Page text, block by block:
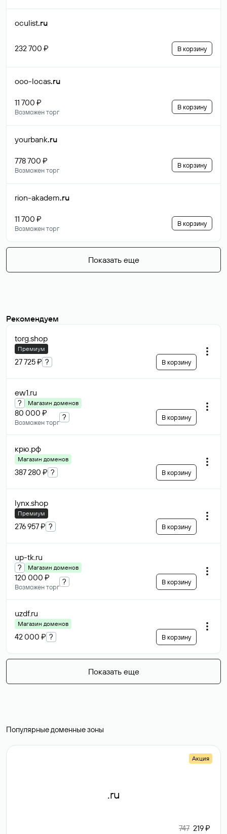
oculist.ru
232 700 ₽ В корзину
ooo-locas.ru
11 700 ₽
Возможен торг
В корзину
yourbank.ru
778 700 ₽
Возможен торг
В корзину
rion-akadem.ru
11 700 ₽
Возможен торг
В корзину
Показать еще
Рекомендуем
torg.shop
Премиум
27 725 ₽ ? В корзину
ew1.ru
? Магазин доменов
80 000 ₽
Возможен торг
? В корзину
крю.рф
Магазин доменов
387 280 ₽ ? В корзину
lynx.shop
Премиум
276 957 ₽ ? В корзину
up-tk.ru
? Магазин доменов
120 000 ₽
Возможен торг
? В корзину
uzdf.ru
Магазин доменов
42 000 ₽ ? В корзину
Показать еще
Популярные доменные зоны
Акция
.ru
747 219 ₽